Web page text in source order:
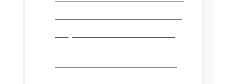
인의 E = MC를 고수하고 있습니
다.2, 2를 들어 올려야합니다.
텔레타이프 태그(HTML5에서는